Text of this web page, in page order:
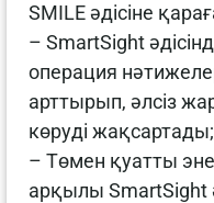
SMILE әдісіне
– SmartSight
операция
арттырып, әлсіз
көруді жақсартады;
– Төмен қуатты
арқылы SmartSight